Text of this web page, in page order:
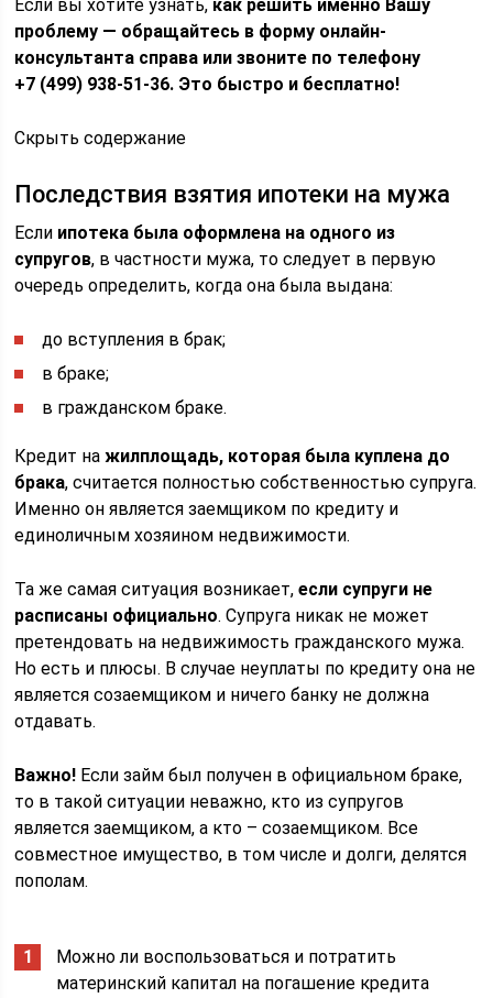
Если вы хотите узнать, как решить именно Вашу
проблему — обращайтесь в форму онлайн-
консультанта справа или звоните по телефону
+7 (499) 938-51-36. Это быстро и бесплатно!
Скрыть содержание
Последствия взятия ипотеки на мужа
Если ипотека была оформлена на одного из
супругов, в частности мужа, то следует в первую
очередь определить, когда она была выдана:
до вступления в брак;
в браке;
в гражданском браке.
Кредит нажилплощадь, которая была куплена до
брака, считается полностью собственностью супруга.
Именно он является заемщиком по кредиту и
единоличным хозяином недвижимости.
Та же самая ситуация возникает,если супруги не
расписаны официально. Супруга никак не может
претендовать на недвижимость гражданского мужа.
Но есть и плюсы. В случае неуплаты по кредиту она не
является созаемщиком и ничего банку не должна
отдавать.
Важно! Если займ был получен в официальном браке,
то в такой ситуации неважно, кто из супругов
является заемщиком, а кто – созаемщиком. Все
совместное имущество, в том числе и долги, делятся
пополам.
Можно ли воспользоваться и потратить
материнский капитал на погашение кредита